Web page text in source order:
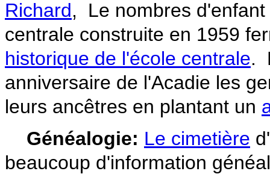
Richard, Le nombres
centrale construite en 1959
historique de l'école centrale.
anniversaire de l'Acadie les
leurs ancêtres en plantant un
Généalogie: Le cimetière d
beaucoup d'information